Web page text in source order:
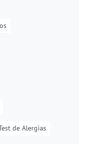
de Alergias